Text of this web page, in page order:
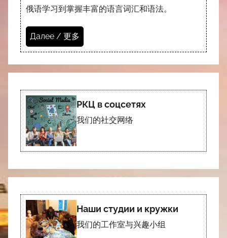
俄语学习到掌握丰富的语言词汇和语法。
Далее / 更多
РКЦ в соцсетях
我们的社交网络
Наши студии и кружки
我们的工作室与兴趣小组